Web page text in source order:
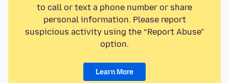
to call or text a phone number or share
personal information. Please report
suspicious activity using the “Report Abuse”
option.
Learn More